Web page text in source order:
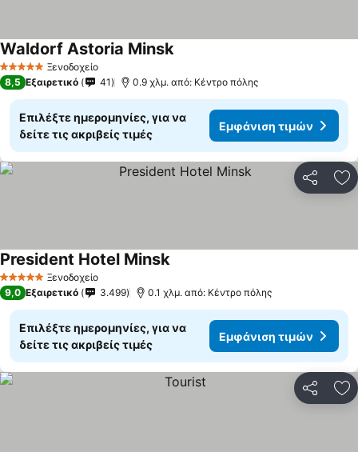
5 Αστέρια Ξενοδοχείο
Waldorf Astoria MinskΕμφάνιση τιμών
8,5 Εξαιρετικό 41 0.9 χλμ. από: Κέντρο πόλης
Επιλέξτε ημερομηνίες, για να
δείτε τις ακριβείς τιμές
Εμφάνιση τιμών
5 Αστέρια Ξενοδοχείο
President Hotel MinskΕμφάνιση τιμών
9,0 Εξαιρετικό 3.499 0.1 χλμ. από: Κέντρο πόλης
Επιλέξτε ημερομηνίες, για να
δείτε τις ακριβείς τιμές
Εμφάνιση τιμών